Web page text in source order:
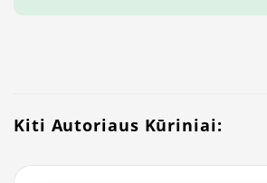
Kiti Autoriaus Kūriniai: